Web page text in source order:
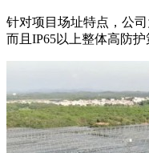
针对项目场址特点，公
而且IP65以上整体高防